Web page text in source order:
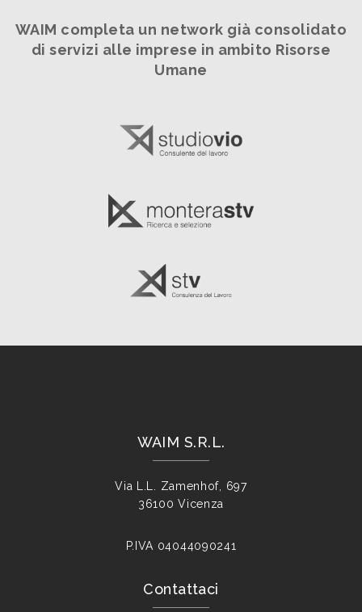
WAIM completa un network già consolidato
di servizi alle imprese in ambito Risorse
Umane
WAIM S.R.L.
Via L.L. Zamenhof, 697
36100 Vicenza
P.IVA 04044090241
Contattaci